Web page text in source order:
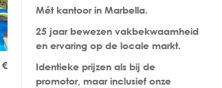
Mét kantoor in Marbella.
25 jaar bewezen vakbekwaamheid
en ervaring op de locale markt.
Identieke prijzen als bij de
promotor, maar inclusief onze
€